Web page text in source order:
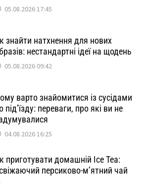
05.08.2026 17:45
знайти натхнення для нових
нестандартні ідеї на щодень
05.08.2026 09:42
варто знайомитися із сусідами
під’їзду: переваги, про які ви не
04.08.2026 16:25
приготувати домашній Ice Tea:
персиково-м’ятний чай